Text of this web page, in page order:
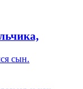
сын.